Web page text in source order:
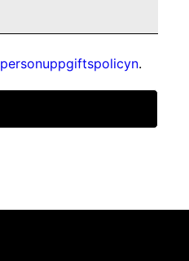
personuppgiftspolicyn.